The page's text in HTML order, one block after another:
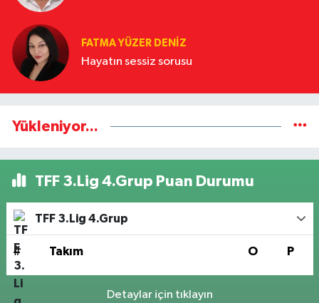
FATMA YÜZER DENIZ
Hayatın sessiz sorusu
Yükleniyor...
TFF 3.Lig 4.Grup Puan Durumu
TFF 3.Lig 4.Grup
# Takım O P
Detaylar için tıklayın